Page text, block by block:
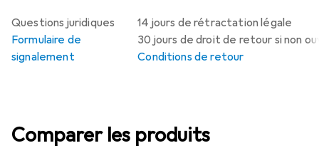
14 jours de rétractation légale
30 jours de droit de retour si non
Conditions de retour
Questions juridiques
Formulaire de
signalement
Comparer les produits